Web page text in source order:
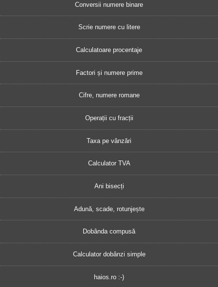
Conversii numere binare
Scrie numere cu litere
Calculatoare procentaje
Factori și numere prime
Cifre, numere romane
Operații cu fracții
Taxa pe vânzări
Calculator TVA
Ani bisecți
Adună, scade, rotunjește
Dobânda compusă
Calculator dobânzi simple
haios.ro :-)